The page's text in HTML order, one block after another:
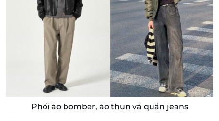
Phối áo bomber, áo thun và quần jeans